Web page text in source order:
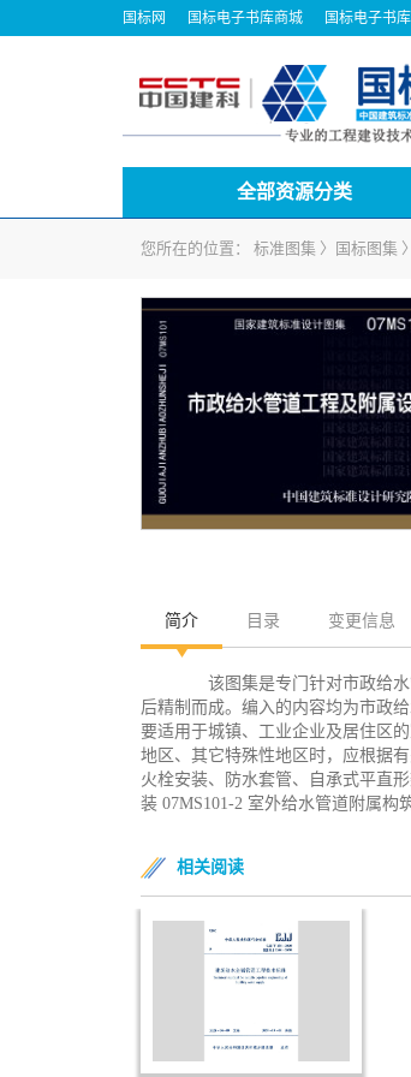
国标网 国标电子书库商城 国标电子书库
全部资源分类
您所在的位置： 标准图集 〉 国标图集 〉
简介 目录 变更信息
该图集是专门针对市政给水
后精制而成。编入的内容均为市政
要适用于城镇、工业企业及居住区
地区、其它特殊性地区时，应根据
火栓安装、防水套管、自承式平直
装 07MS101-2 室外给水管道附属构
相关阅读